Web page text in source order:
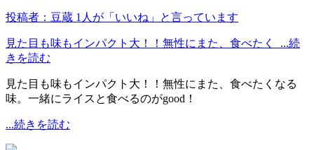
投稿者：豆蔵 1人が「いいね」と言っています
見た目も味もインパクト大！！無性にまた、食べたく ...続
きを読む
見た目も味もインパクト大！！無性にまた、食べたくなる
味。一緒にライスと食べるのがgood！
...続きを読む